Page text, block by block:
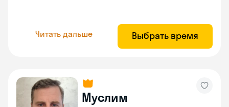
Читать дальше Выбрать время
Муслим